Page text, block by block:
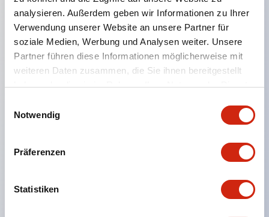
analysieren. Außerdem geben wir Informationen zu Ihrer
Verwendung unserer Website an unsere Partner für
soziale Medien, Werbung und Analysen weiter. Unsere
Partner führen diese Informationen möglicherweise mit
weiteren Daten zusammen, die Sie ihnen bereitgestellt
haben oder die sie im Rahmen Ihrer Nutzung der Dienste
Notwendig
Präferenzen
Statistiken
Eine dichte Montage in Gruppen ist möglich, und
das An- und Abstecken der Kontakt-Einheit ist
auch bei der dichten Montage in Gruppen einfach
durchführbar.
das An- und Abnehmen des Verriegelungshebels.
Schutzart ist Spritzwassergeschützt, IP65 (IEC
60529). (Der Summer ist geschlossen ausgeführt)